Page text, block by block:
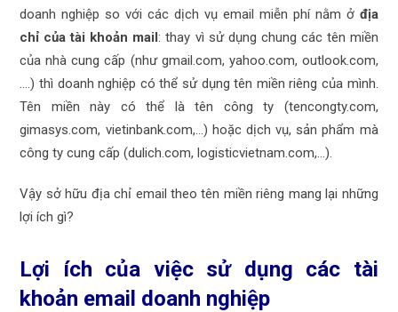
doanh nghiệp so với các dịch vụ email miễn phí nằm ởđịa
chỉ của tài khoản mail: thay vì sử dụng chung các tên miền
của nhà cung cấp (như gmail.com, yahoo.com, outlook.com,
….) thì doanh nghiệp có thể sử dụng tên miền riêng của mình.
Tên miền này có thể là tên công ty (tencongty.com,
gimasys.com, vietinbank.com,…) hoặc dịch vụ, sản phẩm mà
công ty cung cấp (dulich.com, logisticvietnam.com,…).
Vậy sở hữu địa chỉ email theo tên miền riêng mang lại những
lợi ích gì?
Lợi ích của việc sử dụng các tài
khoản email doanh nghiệp